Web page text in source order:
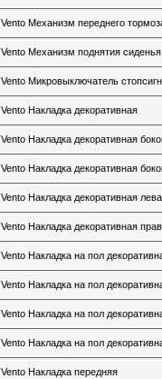
Vento Механизм переднего
Vento Механизм поднятия сиденья
Vento Микровыключатель
Vento Накладка декоративная
Vento Накладка декоративная
Vento Накладка декоративная
Vento Накладка декоративная
Vento Накладка декоративная
Vento Накладка на пол
Vento Накладка на пол
Vento Накладка на пол
Vento Накладка на пол
Vento Накладка передняя